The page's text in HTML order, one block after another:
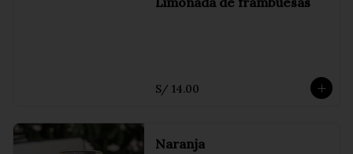
S/ 14.00
Naranja